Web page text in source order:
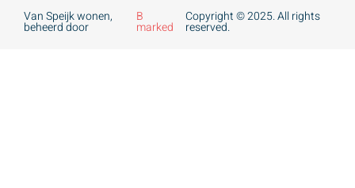
Van Speijk wonen,
beheerd door
B
marked
Copyright © 2025. All rights
reserved.